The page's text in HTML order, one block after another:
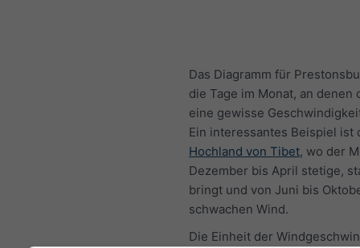
Das Diagramm für
die Tage im Monat, an denen
eine gewisse
Ein interessantes Beispiel ist
Hochland von Tibet, wo der
Dezember bis April stetige,
bringt und von Juni bis
schwachen Wind.
Die Einheit der